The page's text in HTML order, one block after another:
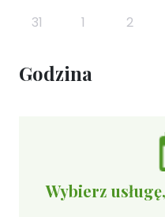
31 1 2
Godzina
Wybierz